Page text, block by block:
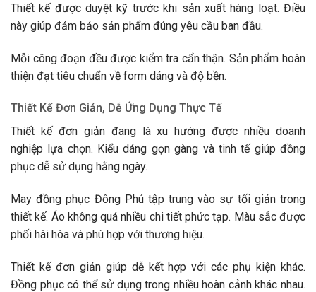
Thiết kế được duyệt kỹ trước khi sản xuất hàng loạt. Điều
này giúp đảm bảo sản phẩm đúng yêu cầu ban đầu.
Mỗi công đoạn đều được kiểm tra cẩn thận. Sản phẩm hoàn
thiện đạt tiêu chuẩn về form dáng và độ bền.
Thiết Kế Đơn Giản, Dễ Ứng Dụng Thực Tế
Thiết kế đơn giản đang là xu hướng được nhiều doanh
nghiệp lựa chọn. Kiểu dáng gọn gàng và tinh tế giúp đồng
phục dễ sử dụng hằng ngày.
May đồng phục Đông Phú tập trung vào sự tối giản trong
thiết kế. Áo không quá nhiều chi tiết phức tạp. Màu sắc được
phối hài hòa và phù hợp với thương hiệu.
Thiết kế đơn giản giúp dễ kết hợp với các phụ kiện khác.
Đồng phục có thể sử dụng trong nhiều hoàn cảnh khác nhau.